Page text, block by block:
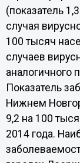
(показатель
случая
100 тысяч
случаев
аналогичного
Показатель
Нижнем
9,2 на 100
2014 года.